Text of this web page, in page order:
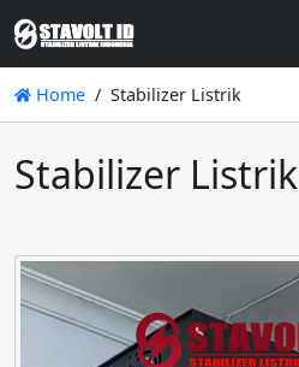
Home Stabilizer Listrik
Stabilizer Listrik